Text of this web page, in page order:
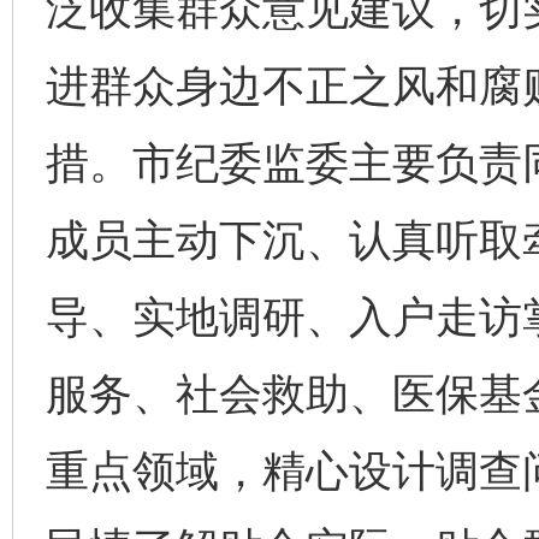
进群众身边不正之风和
措。市纪委监委主要负
成员主动下沉、认真听
导、实地调研、入户走
服务、社会救助、医保
重点领域，精心设计调